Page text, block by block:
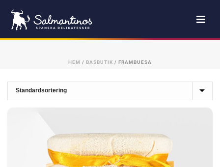
HEM / BASBUTIK / FRAMBUESA